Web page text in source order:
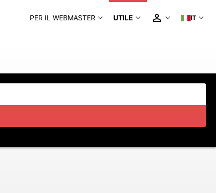
PER IL WEBMASTER UTILE IT